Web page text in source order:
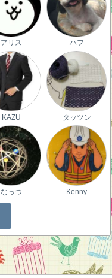
アリス ハフ
KAZU タッツン
なっつ Kenny